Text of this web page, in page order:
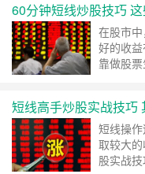
60分钟短线炒股技巧 这
在股市
好的收益
靠做股
短线高手炒股实战技巧
短线操
取较大
股实战